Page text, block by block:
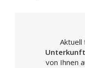
Foligno
Aktuell
von Ihnen